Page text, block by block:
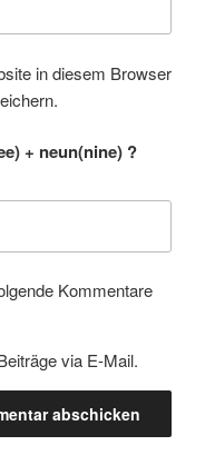
in diesem Browser
+ neun(nine) ?
Kommentare
via E-Mail.